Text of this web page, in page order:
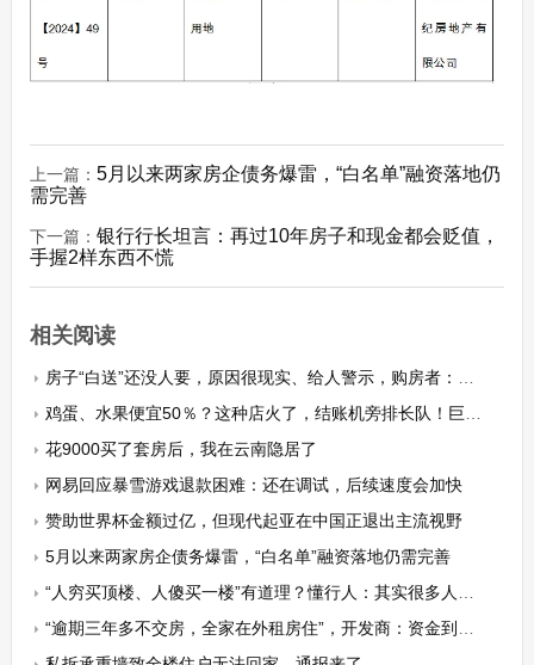
上一篇： 5月以来两家房企债务爆雷，“白名单”融资落地仍
需完善
下一篇： 银行行长坦言：再过10年房子和现金都会贬值，
手握2样东西不慌
相关阅读
房子“白送”还没人要，原因很现实、给人警示，购房者：首付、房贷全赔光
鸡蛋、水果便宜50％？这种店火了，结账机旁排长队！巨头纷纷布局，有企业营收增速近550％
花9000买了套房后，我在云南隐居了
网易回应暴雪游戏退款困难：还在调试，后续速度会加快
赞助世界杯金额过亿，但现代起亚在中国正退出主流视野
5月以来两家房企债务爆雷，“白名单”融资落地仍需完善
“人穷买顶楼、人傻买一楼”有道理？懂行人：其实很多人都选错了
“逾期三年多不交房，全家在外租房住”，开发商：资金到位后，两个月交房